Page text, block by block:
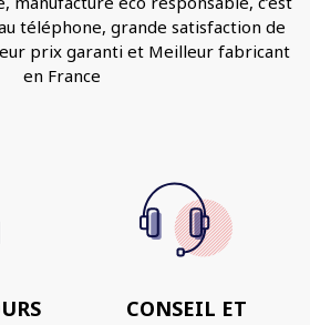
téléphone, grande satisfaction de
prix garanti et Meilleur fabricant
en France
CONSEIL ET